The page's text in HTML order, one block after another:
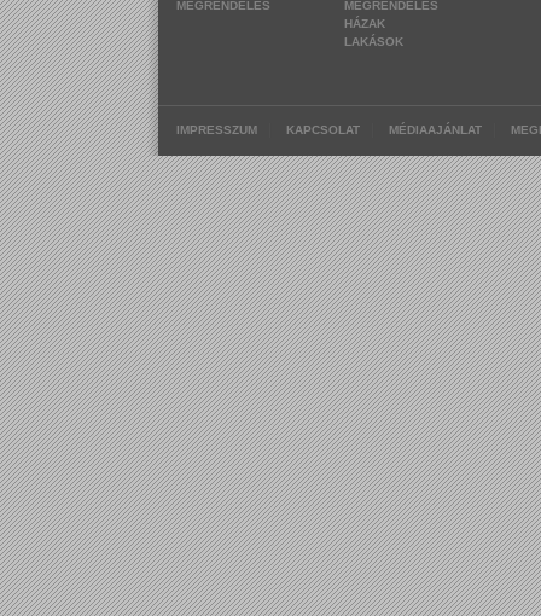
MEGRENDELÉS
MEGRENDELÉS
HÁZAK
LAKÁSOK
IMPRESSZUM KAPCSOLAT MÉDIAAJÁNLAT